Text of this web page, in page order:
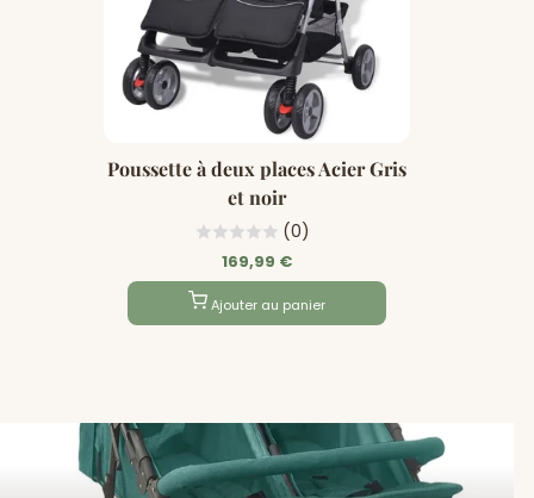
Poussette à deux places Acier Gris
et noir
(0)
169,99 €
Ajouter au panier